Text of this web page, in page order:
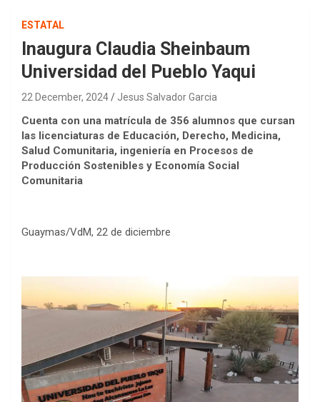
ESTATAL
Inaugura Claudia Sheinbaum
Universidad del Pueblo Yaqui
22 December, 2024 Jesus Salvador Garcia
Cuenta con una matrícula de 356 alumnos que cursan
las licenciaturas de Educación, Derecho, Medicina,
Salud Comunitaria, ingeniería en Procesos de
Producción Sostenibles y Economía Social
Comunitaria
Guaymas/VdM, 22 de diciembre